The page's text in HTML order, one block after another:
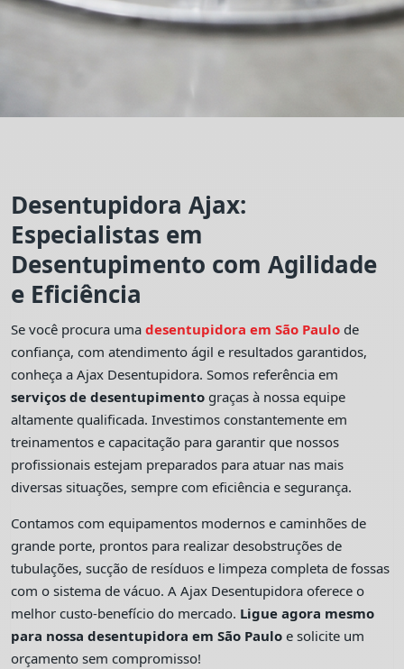
Desentupidora Ajax:
Especialistas em
Desentupimento com Agilidade
e Eficiência
Se você procura umadesentupidora em São Paulo de
confiança, com atendimento ágil e resultados garantidos,
conheça a Ajax Desentupidora. Somos referência em
serviços de desentupimento graças à nossa equipe
altamente qualificada. Investimos constantemente em
treinamentos e capacitação para garantir que nossos
profissionais estejam preparados para atuar nas mais
diversas situações, sempre com eficiência e segurança.
Contamos com equipamentos modernos e caminhões de
grande porte, prontos para realizar desobstruções de
tubulações, sucção de resíduos e limpeza completa de fossas
com o sistema de vácuo. A Ajax Desentupidora oferece o
melhor custo-benefício do mercado. Ligue agora mesmo
para nossa desentupidora em São Paulo e solicite um
orçamento sem compromisso!